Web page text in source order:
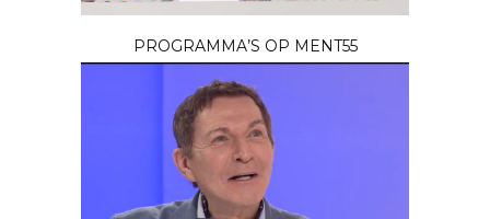
PROGRAMMA’S OP MENT55